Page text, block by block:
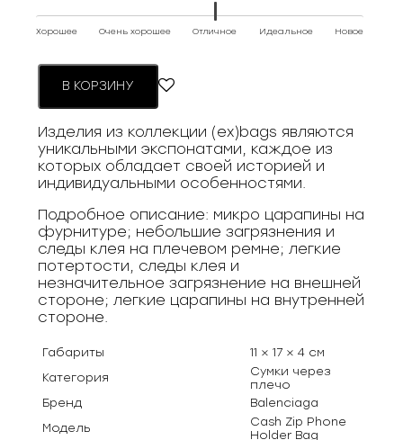
Хорошее Очень хорошее Отличное Идеальное Новое
В КОРЗИНУ
Изделия из коллекции (ex)bags являются
уникальными экспонатами, каждое из
которых обладает своей историей и
индивидуальными особенностями.
Подробное описание: микро царапины на
фурнитуре; небольшие загрязнения и
следы клея на плечевом ремне; легкие
потертости, следы клея и
незначительное загрязнение на внешней
стороне; легкие царапины на внутренней
стороне.
Габариты
11 × 17 × 4 см
Категория
Сумки через
плечо
Бренд
Balenciaga
Модель
Cash Zip Phone
Holder Bag